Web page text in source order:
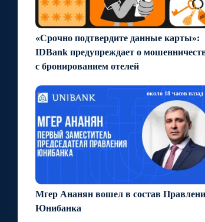
«Срочно подтвердите данные карты»:
IDBank предупреждает о
с бронированием отелей
Мгер Ананян вошел в состав
Юнибанка
около 18 часов назад